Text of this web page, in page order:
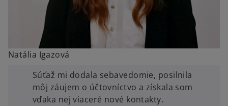
Natália Igazová
Súťaž mi dodala sebavedomie, posilnila
môj záujem o účtovníctvo a získala som
vďaka nej viaceré nové kontakty.